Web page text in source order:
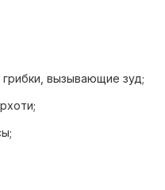
вызывающие зуд;
желез.